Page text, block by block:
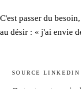
C'est passer du besoin
au désir : « j'ai envie
SOURCE LINKEDIN